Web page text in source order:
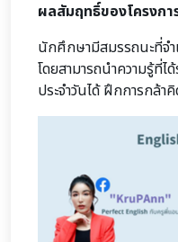
ผลสัมฤทธิ์ของโครงกา
นักศึกษามีสมรรถนะที่จ
โดยสามารถนำความรู้ที่ไ
ประจำวันได้ ฝึกการกล้า